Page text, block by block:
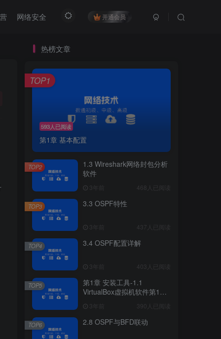
开通会员
网络安全
热榜文章
593人已阅读
第1章 基本配置
TOP1
1.3 Wireshark网络封包分析
软件
3年前 468人已阅读
TOP2
3.3 OSPF特性
3年前 437人已阅读
TOP3
3.4 OSPF配置详解
3年前 403人已阅读
TOP4
第1章 安装工具-1.1
VirtualBox虚拟机软件第1章
3年前 390人已阅读
TOP5
2.8 OSPF与BFD联动
TOP6